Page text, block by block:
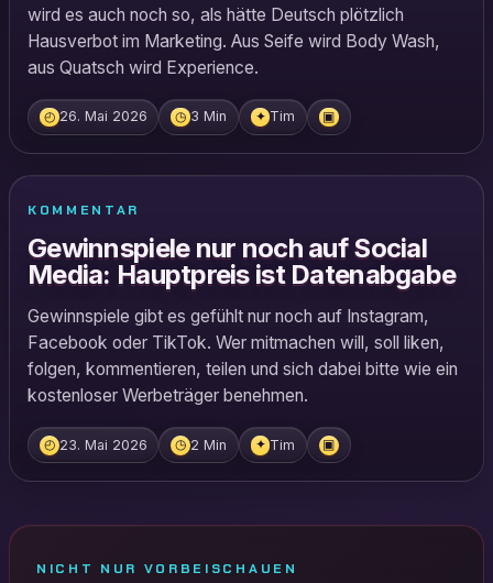
wird es auch noch so, als hätte Deutsch plötzlich
Hausverbot im Marketing. Aus Seife wird Body Wash,
aus Quatsch wird Experience.
◴ 26. Mai 2026 ◷ 3 Min ✦ Tim ▣
KOMMENTAR
Gewinnspiele nur noch auf Social
Media: Hauptpreis ist Datenabgabe
Gewinnspiele gibt es gefühlt nur noch auf Instagram,
Facebook oder TikTok. Wer mitmachen will, soll liken,
folgen, kommentieren, teilen und sich dabei bitte wie ein
kostenloser Werbeträger benehmen.
◴ 23. Mai 2026 ◷ 2 Min ✦ Tim ▣
NICHT NUR VORBEISCHAUEN